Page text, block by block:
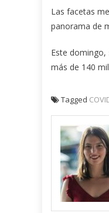
Las facetas
panorama de
Este domingo,
más de 140
Tagged